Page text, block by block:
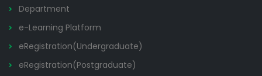
Department
e-Learning Platform
eRegistration(Undergraduate)
eRegistration(Postgraduate)